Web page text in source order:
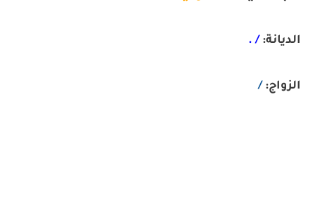
الديانة: / .
الزواج: /